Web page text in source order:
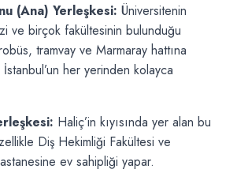
(Ana) Yerleşkesi: Üniversitenin
ve birçok fakültesinin bulunduğu
tramvay ve Marmaray hattına
İstanbul’un her yerinden kolayca
Haliç’in kıyısında yer alan bu
Diş Hekimliği Fakültesi ve
ev sahipliği yapar.